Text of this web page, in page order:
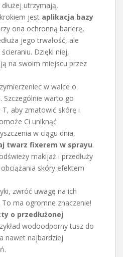
utrzymają,
jest aplikacja bazy
ona ochronną barierę,
jego trwałość, ale
Dzięki niej,
na swoim miejscu przez
w walce o
Szczególnie warto go
aby zmatowić skórę i
Ci uniknąć
w ciągu dnia,
twarz fixerem w sprayu.
makijaż i przedłuży
skóry efektem
zwróć uwagę na ich
To ma ogromne znaczenie!
o przedłużonej
wodoodporny tusz do
nawet najbardziej